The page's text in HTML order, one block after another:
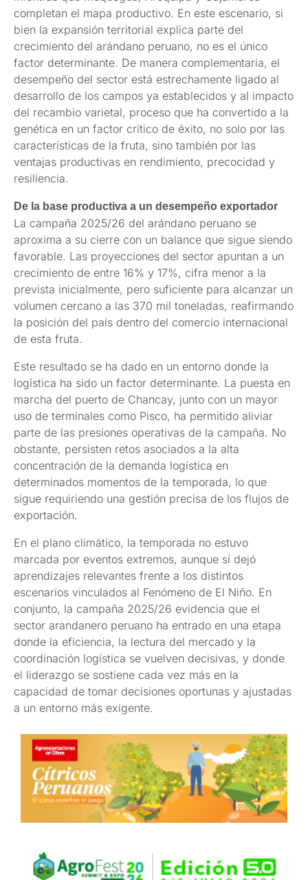
completan el mapa productivo. En este escenario, si
bien la expansión territorial explica parte del
crecimiento del arándano peruano, no es el único
factor determinante. De manera complementaria, el
desempeño del sector está estrechamente ligado al
desarrollo de los campos ya establecidos y al impacto
del recambio varietal, proceso que ha convertido a la
genética en un factor crítico de éxito, no solo por las
características de la fruta, sino también por las
ventajas productivas en rendimiento, precocidad y
resiliencia.
De la base productiva a un desempeño exportador
La campaña 2025/26 del arándano peruano se
aproxima a su cierre con un balance que sigue siendo
favorable. Las proyecciones del sector apuntan a un
crecimiento de entre 16% y 17%, cifra menor a la
prevista inicialmente, pero suficiente para alcanzar un
volumen cercano a las 370 mil toneladas, reafirmando
la posición del país dentro del comercio internacional
de esta fruta.
Este resultado se ha dado en un entorno donde la
logística ha sido un factor determinante. La puesta en
marcha del puerto de Chancay, junto con un mayor
uso de terminales como Pisco, ha permitido aliviar
parte de las presiones operativas de la campaña. No
obstante, persisten retos asociados a la alta
concentración de la demanda logística en
determinados momentos de la temporada, lo que
sigue requiriendo una gestión precisa de los flujos de
exportación.
En el plano climático, la temporada no estuvo
marcada por eventos extremos, aunque sí dejó
aprendizajes relevantes frente a los distintos
escenarios vinculados al Fenómeno de El Niño. En
conjunto, la campaña 2025/26 evidencia que el
sector arandanero peruano ha entrado en una etapa
donde la eficiencia, la lectura del mercado y la
coordinación logística se vuelven decisivas, y donde
el liderazgo se sostiene cada vez más en la
capacidad de tomar decisiones oportunas y ajustadas
a un entorno más exigente.